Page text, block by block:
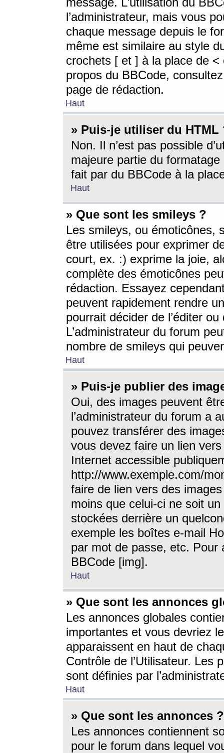
l’administrateur, mais vous
chaque message depuis le
même est similaire au style
crochets [ et ] à la place de <
propos du BBCode,
page de rédaction.
Haut
» Puis-je utiliser du HTML
Non. Il n’est pas possible
majeure partie du
fait par du BBCode à la
Haut
» Que sont les smileys ?
Les smileys, ou émoticônes,
être utilisées pour exprimer
court, ex. :) exprime la joie,
complète des émoticônes
rédaction. Essayez
peuvent rapidement rendre
pourrait décider de l’éditer
L’administrateur du forum
nombre de smileys qui
Haut
» Puis-je publier des
Oui, des images peuvent
l’administrateur du forum a
pouvez transférer des
vous devez faire un lien
Internet accessible
http://www.exemple.com/
faire de lien vers des
moins que celui-ci ne soit
stockées derrière un
exemple les boîtes e-mail
par mot de passe, etc. Pour
BBCode [img].
Haut
» Que sont les annonces
Les annonces globales
importantes et vous devriez
apparaissent en haut de
Contrôle de l’Utilisateur. Les
sont définies par
Haut
» Que sont les annonces ?
Les annonces contiennent
pour le forum dans lequel